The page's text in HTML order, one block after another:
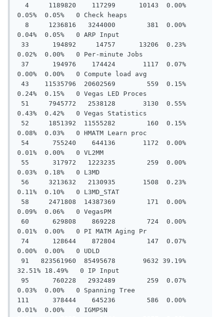
0.05%  0.05%   0 Check heaps
0.04%  0.05%   0 ARP Input
0.02%  0.00%   0 Per-minute Jobs
0.00%  0.00%   0 Compute load avg
0.24%  0.15%   0 Vegas LED Proces
0.43%  0.42%   0 Vegas Statistics
0.08%  0.03%   0 HMATM Learn proc
0.01%  0.00%   0 VL2MM
0.03%  0.18%   0 L3MD
0.11%  0.10%   0 L3MD_STAT
0.09%  0.06%   0 VegasPM
0.01%  0.00%   0 PI MATM Aging Pr
0.00%  0.00%   0 UDLD
32.51% 18.49%   0 IP Input
0.03%  0.00%   0 Spanning Tree
111      378444    645236        586  0.00%
0.01%  0.00%   0 IGMPSN